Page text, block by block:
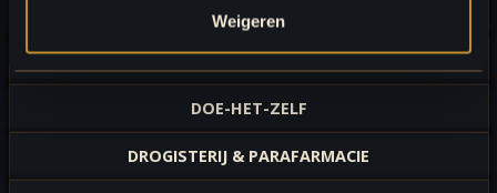
Weigeren
DAMESMODE
DIERENSPECIAALZAKEN
DOE-HET-ZELF
DROGISTERIJ & PARAFARMACIE